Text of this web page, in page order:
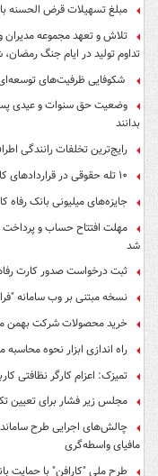
مبلغ تسهیلات قرض الحسنه بازنشستگان به ۶۰
تلاش و تعهد مجموعه مدیران
تداوم تولید در ایام جنگ
شکوفایی ظرفیت‌های توسعه‌ای
وضعیت حق سنوات و عیدی پس
بدانند
رایج‌ترین تخلفات رانندگی
۱۰ تله حقوقی در قراردادهای کار؛ از بیمه اجباری تا سفیدامضاء خطرناک
جایزه‌های میلیونی بانک
شد
ثبت درخواست صدور کارت
نسخه مبتنی بر وب سامانه
خرید محصولات شرکت بهمن
راه اندازی ابزار نحوه
تمیزک: اعزام کارگر نظافتی
مجلس زیر فشار برای تعیین
چالش‌های اجرایی طرح
مافیای واسطه‌گری
طرح ملی "کارافن" با حمایت